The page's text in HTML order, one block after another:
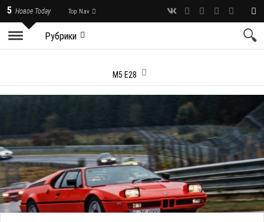
5 Новое Today Top Nav
Рубрики
M5 E28